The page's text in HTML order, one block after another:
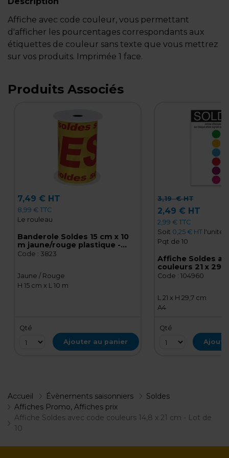
Affiche avec code couleur, vous permettant
d'afficher les pourcentages correspondants aux
étiquettes de couleur sans texte que vous mettrez
sur vos produits. Imprimée 1 face.
Produits Associés
7,49 € HT
8,99 € TTC
Le rouleau
Banderole Soldes 15 cm x 10
m jaune/rouge plastique -
Affichage Soldes
Code : 3823
Jaune / Rouge
H 15 cm x L 10 m
Qté
Ajouter au panier
3,19€ HT
2,49 € HT
2,99 € TTC
Soit 0,25 € HTl'unité
Pqt de 10
Affiche Soldes
couleurs 21 x
10
Code : 104960
L 21 x H 29,7 cm
A4
Qté
Accueil Évènements saisonniers
Soldes
Affiches Promo, Affiches prix
Affiche Soldes avec code couleurs 14,8 x 21 cm - Lot de
10